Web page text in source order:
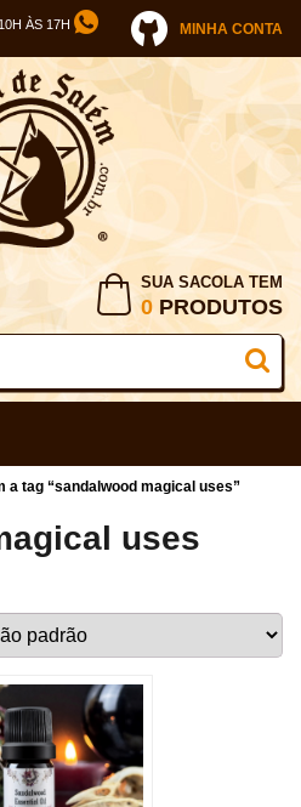
ÀS 17H MINHA CONTA
SUA SACOLA TEM
0 PRODUTOS
a tag “sandalwood magical uses”
uses